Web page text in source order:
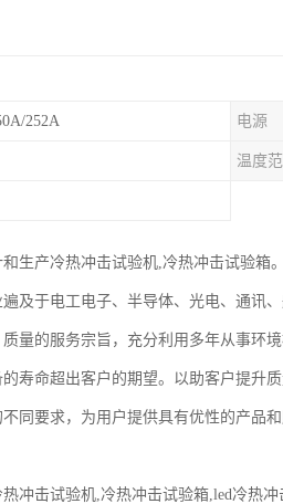
252A 电源
温度
生产冷热冲击试验机,冷热冲击试验
及于电工电子、半导体、光电、通讯
量的服务宗旨，充分利用多年从事环
寿命超出客户的期望。以助客户提升
同要求，为用户提供具有优性的产品
冲击试验机,冷热冲击试验箱,led冷热